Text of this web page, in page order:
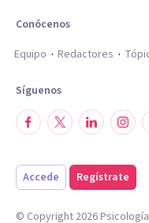
Conócenos
Equipo
Redactores
Síguenos
Accede Regístrate
© Copyright 2026